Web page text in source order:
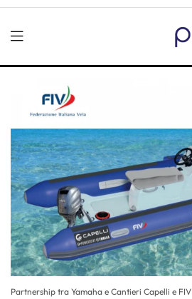
Partnership tra Yamaha e Cantieri Capelli e FIV